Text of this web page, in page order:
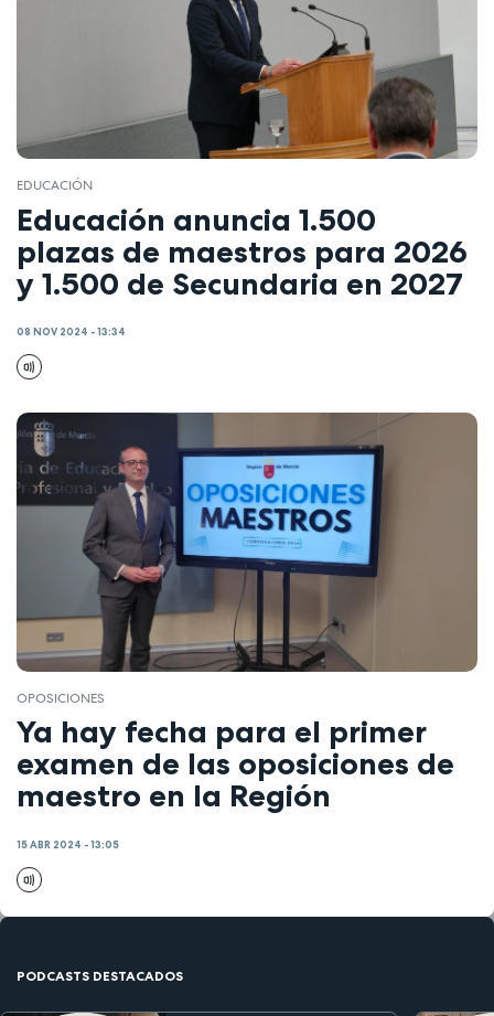
EDUCACIÓN
Educación anuncia 1.500
plazas de maestros para 2026
y 1.500 de Secundaria en 2027
08 NOV 2024 - 13:34
OPOSICIONES
Ya hay fecha para el primer
examen de las oposiciones de
maestro en la Región
15 ABR 2024 - 13:05
PODCASTS DESTACADOS